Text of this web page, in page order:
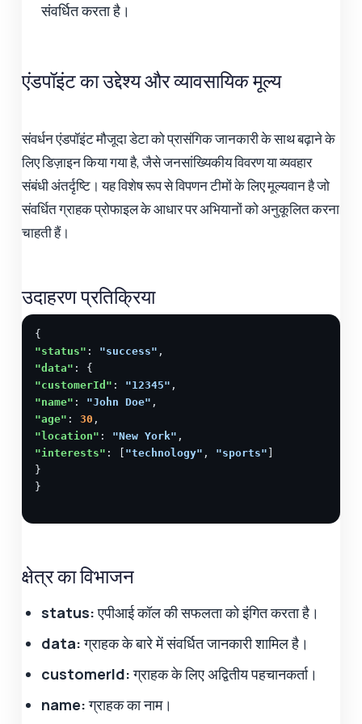
संवर्धित करता है।
एंडपॉइंट का उद्देश्य और व्यावसायिक मूल्य
संवर्धन एंडपॉइंट मौजूदा डेटा को प्रासंगिक जानकारी के साथ बढ़ाने के
लिए डिज़ाइन किया गया है, जैसे जनसांख्यिकीय विवरण या व्यवहार
संबंधी अंतर्दृष्टि। यह विशेष रूप से विपणन टीमों के लिए मूल्यवान है जो
संवर्धित ग्राहक प्रोफाइल के आधार पर अभियानों को अनुकूलित करना
चाहती हैं।
उदाहरण प्रतिक्रिया
"status" : "success"
"data"
"customerId" : "12345"
"name" : "John Doe"
"age" : 30
"location" : "New York"
"interests" : [ "technology" , "sports"
}
}
क्षेत्र का विभाजन
status:एपीआई कॉल की सफलता को इंगित करता है।
data:ग्राहक के बारे में संवर्धित जानकारी शामिल है।
customerId:ग्राहक के लिए अद्वितीय पहचानकर्ता।
name:ग्राहक का नाम।